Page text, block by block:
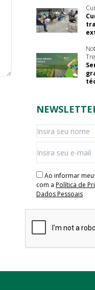
Ao informar
com a Política de
Dados Pessoais